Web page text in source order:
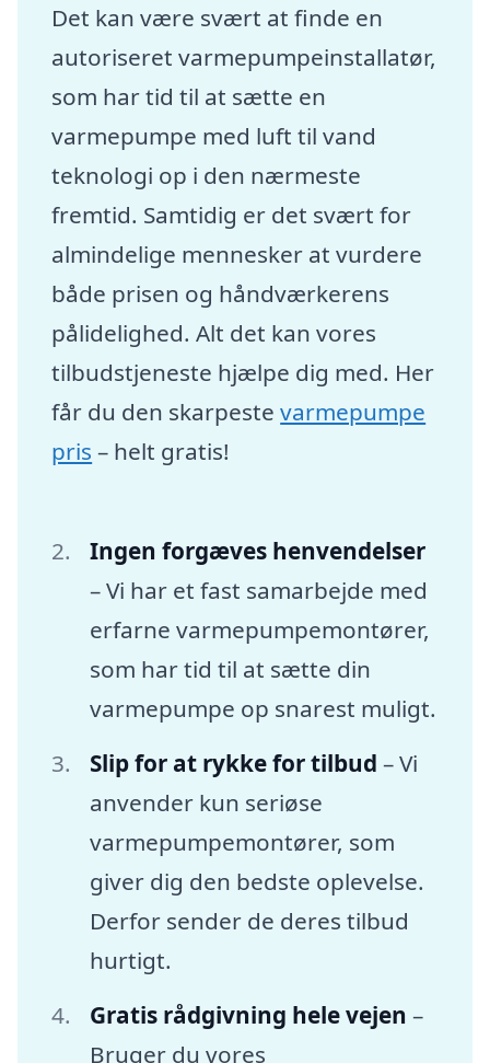
Det kan være svært at finde en
autoriseret varmepumpeinstallatør,
som har tid til at sætte en
varmepumpe med luft til vand
teknologi op i den nærmeste
fremtid. Samtidig er det svært for
almindelige mennesker at vurdere
både prisen og håndværkerens
pålidelighed. Alt det kan vores
tilbudstjeneste hjælpe dig med. Her
får du den skarpestevarmepumpe
pris – helt gratis!
Ingen forgæves henvendelser
– Vi har et fast samarbejde med
erfarne varmepumpemontører,
som har tid til at sætte din
varmepumpe op snarest muligt.
Slip for at rykke for tilbud – Vi
anvender kun seriøse
varmepumpemontører, som
giver dig den bedste oplevelse.
Derfor sender de deres tilbud
hurtigt.
Gratis rådgivning hele vejen –
Bruger du vores